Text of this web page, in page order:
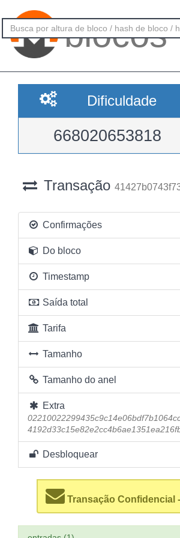
blocos
Dificuldade
668020653818
Transação
Confirmações
Do bloco
Timestamp
Saída total
Tarifa
Tamanho
Tamanho do anel
Extra
Desbloquear
Transação Confidencial